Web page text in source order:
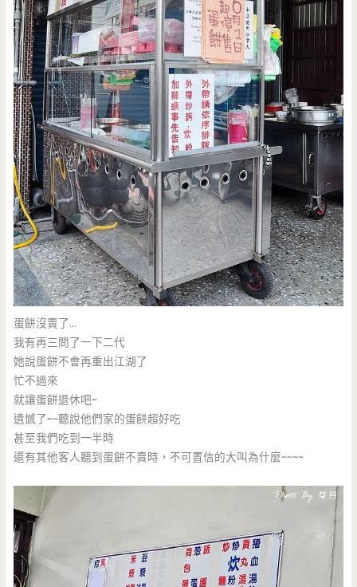
蛋餅沒賣了…
我有再三問了一下二代
她說蛋餅不會再重出江湖了
忙不過來
就讓蛋餅退休吧~
遺憾了~~聽說他們家的蛋餅超好吃
甚至我們吃到一半時
還有其他客人聽到蛋餅不賣時，不可置信的大叫為什麼~~~~